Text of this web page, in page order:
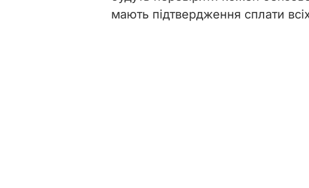
мають підтвердження сплати